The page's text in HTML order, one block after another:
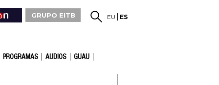
GRUPO EITB EU ES
PROGRAMAS AUDIOS GUAU